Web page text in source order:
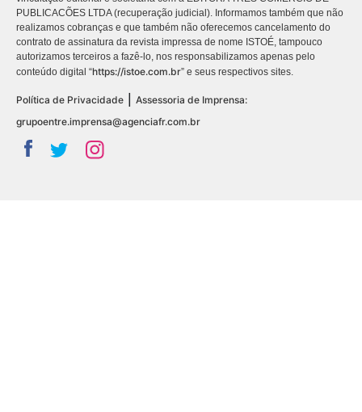
PUBLICACÕES LTDA (recuperação judicial). Informamos também que não
realizamos cobranças e que também não oferecemos cancelamento do
contrato de assinatura da revista impressa de nome ISTOÉ, tampouco
autorizamos terceiros a fazê-lo, nos responsabilizamos apenas pelo
conteúdo digital “https://istoe.com.br” e seus respectivos sites.
Política de Privacidade | Assessoria de Imprensa:
grupoentre.imprensa@agenciafr.com.br